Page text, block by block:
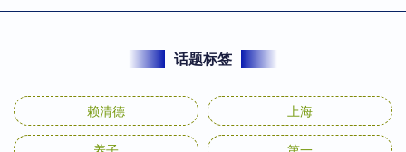
话题标签
赖清德 上海